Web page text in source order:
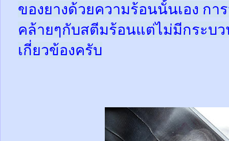
ของยางด้วยความร้อนนั้นเอง กา
คล้ายๆกับสตีมร้อนแต่ไม่มีกระบ
เกี่ยวข้องครับ